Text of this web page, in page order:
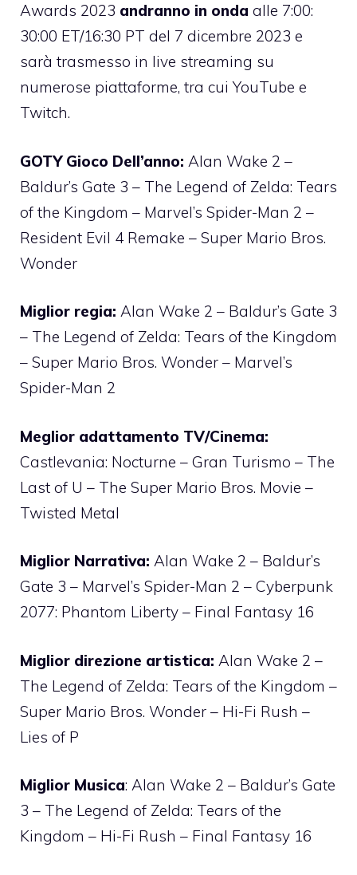
Awards 2023 andranno in onda alle 7:00:
30:00 ET/16:30 PT del 7 dicembre 2023 e
sarà trasmesso in live streaming su
numerose piattaforme, tra cui YouTube e
Twitch.
GOTY Gioco Dell’anno: Alan Wake 2 –
Baldur’s Gate 3 – The Legend of Zelda: Tears
of the Kingdom – Marvel’s Spider-Man 2 –
Resident Evil 4 Remake – Super Mario Bros.
Wonder
Miglior regia: Alan Wake 2 – Baldur’s Gate 3
– The Legend of Zelda: Tears of the Kingdom
– Super Mario Bros. Wonder – Marvel’s
Spider-Man 2
Meglior adattamento TV/Cinema:
Castlevania: Nocturne – Gran Turismo – The
Last of U – The Super Mario Bros. Movie –
Twisted Metal
Miglior Narrativa: Alan Wake 2 – Baldur’s
Gate 3 – Marvel’s Spider-Man 2 – Cyberpunk
2077: Phantom Liberty – Final Fantasy 16
Miglior direzione artistica: Alan Wake 2 –
The Legend of Zelda: Tears of the Kingdom –
Super Mario Bros. Wonder – Hi-Fi Rush –
Lies of P
Miglior Musica: Alan Wake 2 – Baldur’s Gate
3 – The Legend of Zelda: Tears of the
Kingdom – Hi-Fi Rush – Final Fantasy 16